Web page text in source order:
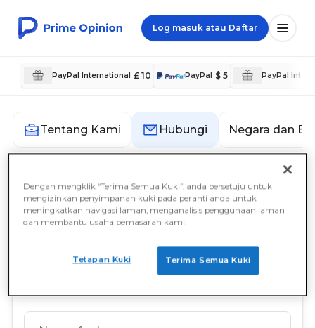
Log masuk atau Daftar
PayPal International £ 10 PayPal $ 5 PayPal
Tentang Kami Hubungi Negara dan
Hubungi
Prime Opinion AB
Sveavägen 17
Dengan mengklik “Terima Semua Kuki”, anda bersetuju untuk
mengizinkan penyimpanan kuki pada peranti anda untuk
meningkatkan navigasi laman, menganalisis penggunaan laman
dan membantu usaha pemasaran kami.
Terima Semua Kuki
Tetapan Kuki